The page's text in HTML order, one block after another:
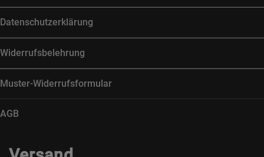
Datenschutzerklärung
Widerrufsbelehrung
Muster-Widerrufsformular
AGB